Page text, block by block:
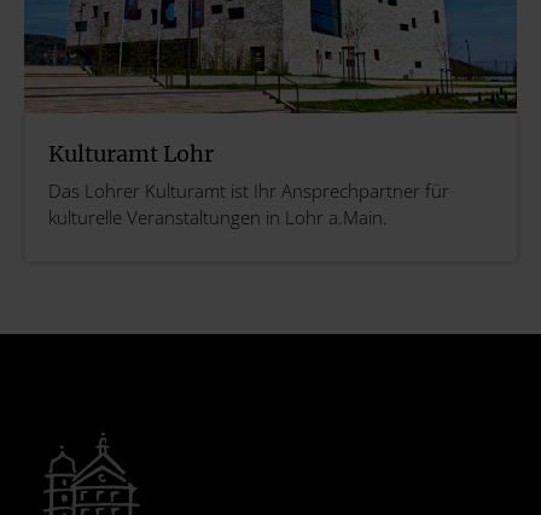
Kulturamt Lohr
Das Lohrer Kulturamt ist Ihr Ansprechpartner für
kulturelle Veranstaltungen in Lohr a.Main.